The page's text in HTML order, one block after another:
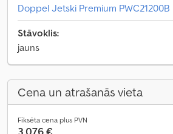
Doppel Jetski Premium PWC21200B
Stāvoklis:
jauns
Cena un atrašanās vieta
Fiksēta cena plus PVN